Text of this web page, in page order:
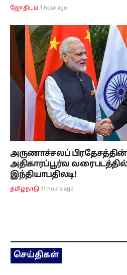
ஜோதிடம் 1 hour ago
அருணாச்சலப் பிரதேசத்தின்
அதிகாரப்பூர்வ வரைபடத்தில்
இந்தியாபதிலடி!
தமிழ்நாடு 11 hours ago
செய்திகள்